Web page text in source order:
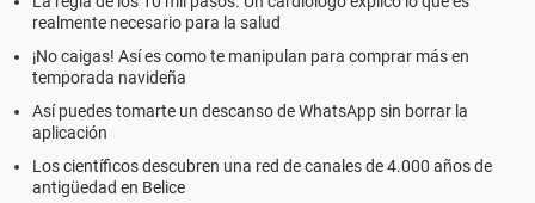
realmente necesario para la salud
¡No caigas! Así es como te manipulan para comprar más en
temporada navideña
Así puedes tomarte un descanso de WhatsApp sin borrar la
aplicación
Los científicos descubren una red de canales de 4.000 años de
antigüedad en Belice